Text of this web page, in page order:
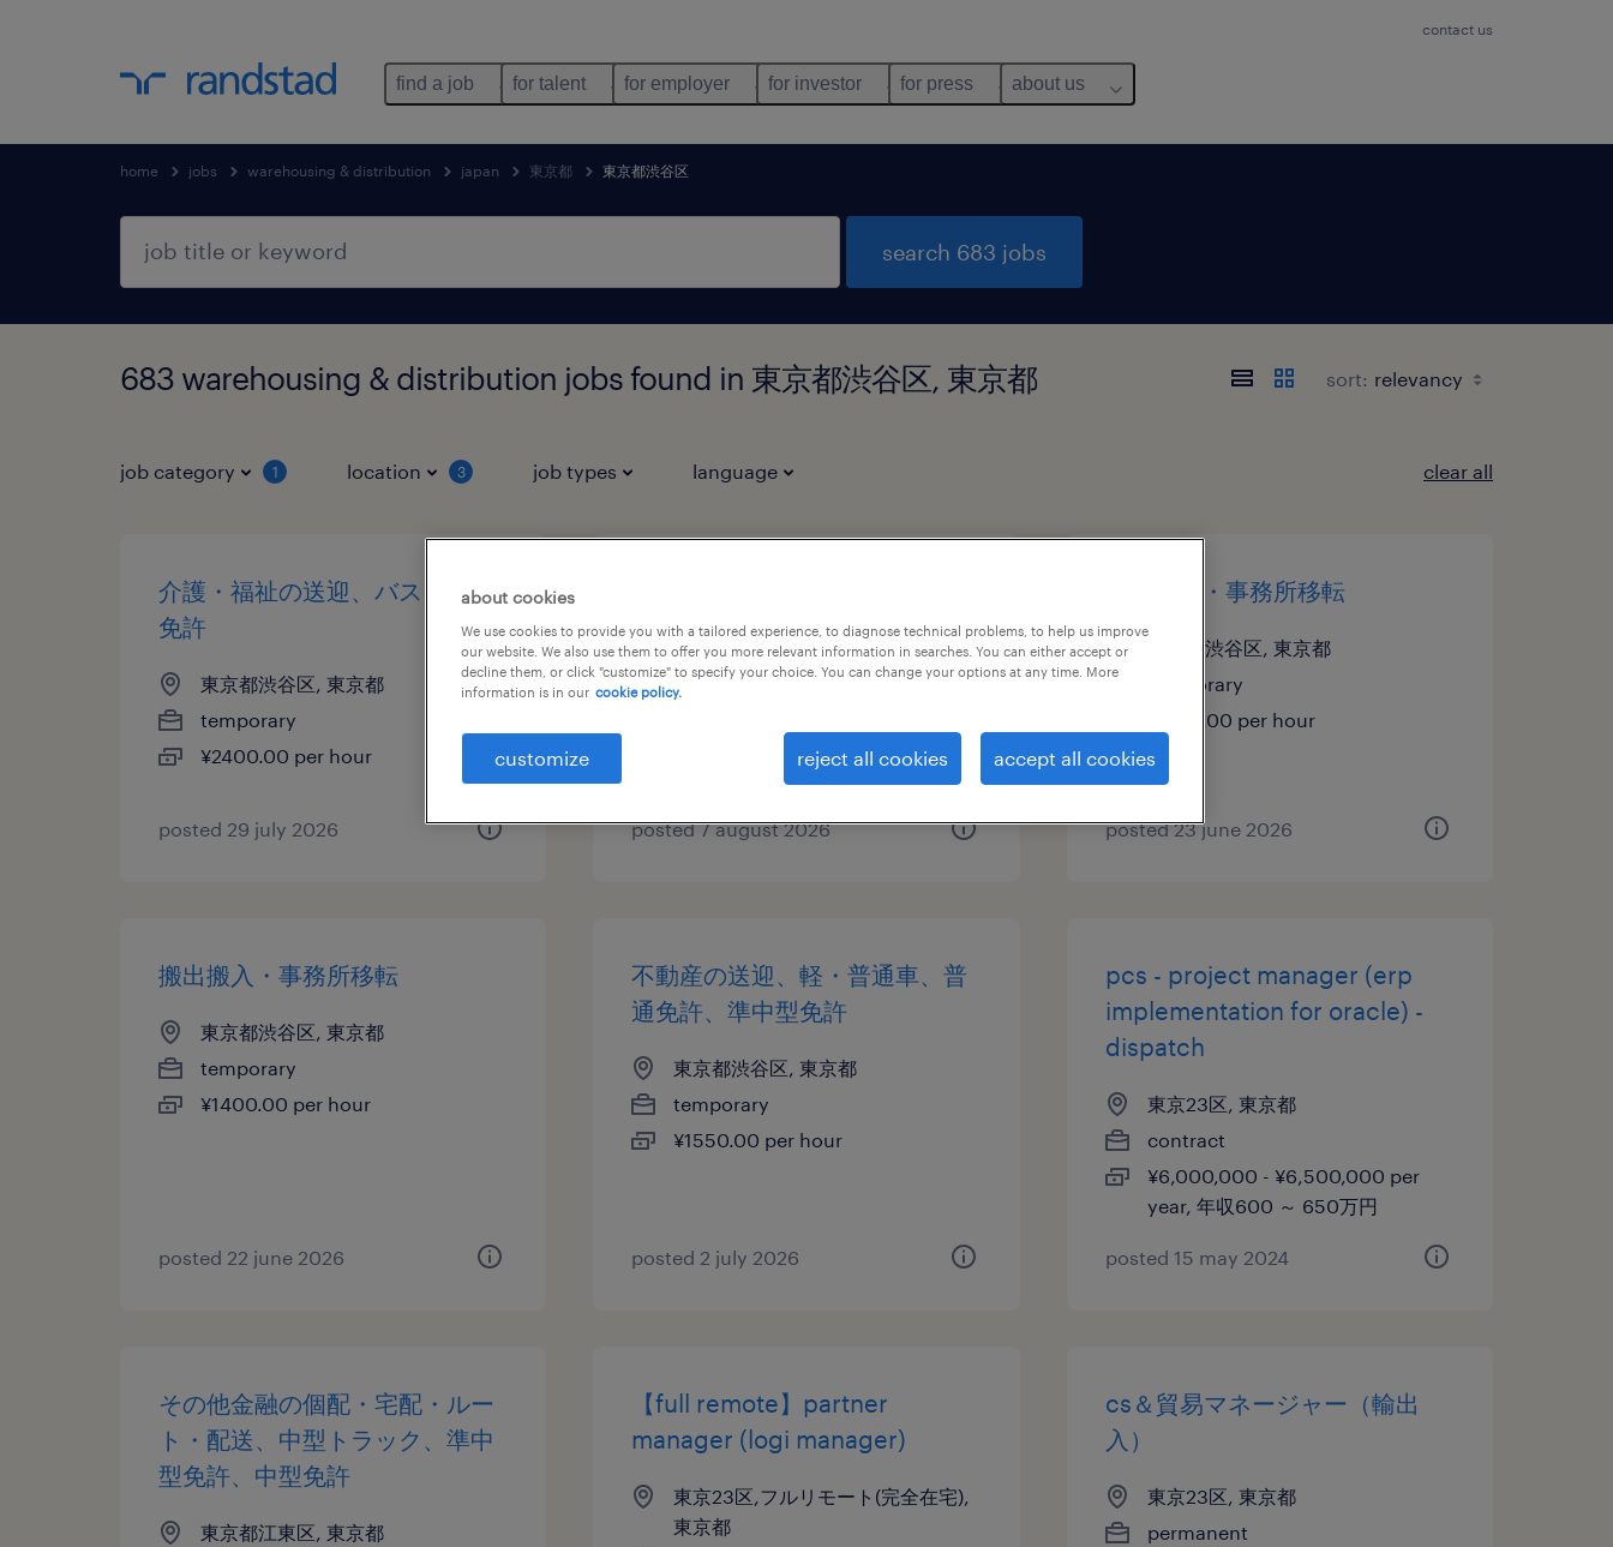
contact us
find a job for talent for employer for investor for press about us
home jobs warehousing & distribution japan 東京都 東京都渋谷区
search 683 jobs
683 warehousing & distribution jobs found in 東京都渋谷区, 東京都 sort:
job category 1 location 3 job types language clear all
介護・福祉の送迎、バス、大型
免許
東京都渋谷区, 東京都
temporary
¥2400.00 per hour
posted 29 july 2026
東京都渋谷区, 東京都
temporary
posted 7 august 2026
搬出搬入・事務所移転
東京都渋谷区, 東京都
temporary
¥1420.00 per hour
posted 23 june 2026
搬出搬入・事務所移転
東京都渋谷区, 東京都
temporary
¥1400.00 per hour
posted 22 june 2026
不動産の送迎、軽・普通車、普
通免許、準中型免許
東京都渋谷区, 東京都
temporary
¥1550.00 per hour
posted 2 july 2026
pcs - project manager (erp
implementation for oracle) -
dispatch
東京23区, 東京都
contract
¥6,000,000 - ¥6,500,000 per
year, 年収600 ～ 650万円
posted 15 may 2024
その他金融の個配・宅配・ルー
ト・配送、中型トラック、準中
型免許、中型免許
東京都江東区, 東京都
【full remote】partner
manager (logi manager)
東京23区,フルリモート(完全在宅),
東京都
cs＆貿易マネージャー（輸出
入）
東京23区, 東京都
permanent
about cookies
We use cookies to provide you with a tailored experience, to diagnose technical problems, to help us improve
our website. We also use them to offer you more relevant information in searches. You can either accept or
decline them, or click "customize" to specify your choice. You can change your options at any time. More
information is in our cookie policy.
customize reject all cookies accept all cookies